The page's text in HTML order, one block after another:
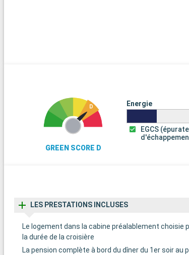
GREEN SCORE D
Energie
EGCS
LES PRESTATIONS INCLUSES
Le logement dans la cabine préalablement choisie
la durée de la croisière
La pension complète à bord du dîner du 1er soir au